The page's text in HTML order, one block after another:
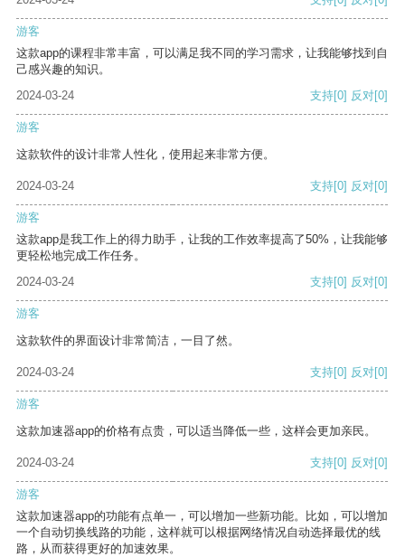
游客
这款app的课程非常丰富，可以满足我不同的学习需求，让我能够找到自
己感兴趣的知识。
2024-03-24
支持[0] 反对[0]
游客
这款软件的设计非常人性化，使用起来非常方便。
2024-03-24 支持[0] 反对[0]
游客
这款app是我工作上的得力助手，让我的工作效率提高了50%，让我能够
更轻松地完成工作任务。
2024-03-24
支持[0] 反对[0]
游客
这款软件的界面设计非常简洁，一目了然。
2024-03-24 支持[0] 反对[0]
游客
这款加速器app的价格有点贵，可以适当降低一些，这样会更加亲民。
2024-03-24 支持[0] 反对[0]
游客
这款加速器app的功能有点单一，可以增加一些新功能。比如，可以增加
一个自动切换线路的功能，这样就可以根据网络情况自动选择最优的线
路，从而获得更好的加速效果。